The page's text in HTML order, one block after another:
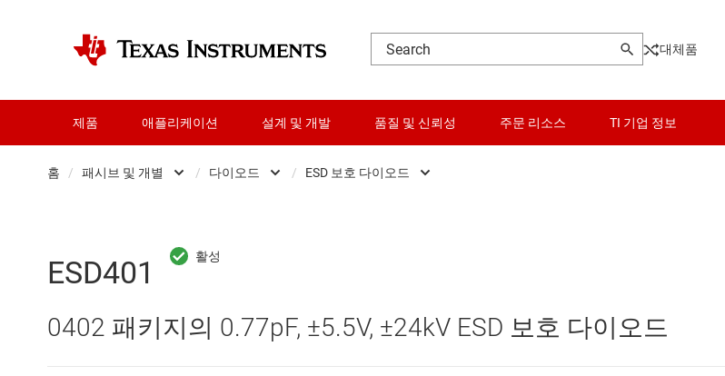
대체품
제품 애플리케이션 설계 및 개발 품질 및 신뢰성 주문 리소스 TI 기업 정보
홈 / 패시브 및 개별
RF 및 마이크로파
데이터 컨버터 인터페이스
/ 다이오드 / ESD 보호 다이오드
ESD401
0402 패키지의 0.77pF, ±5.5V, ±24kV ESD 보호 다이오드